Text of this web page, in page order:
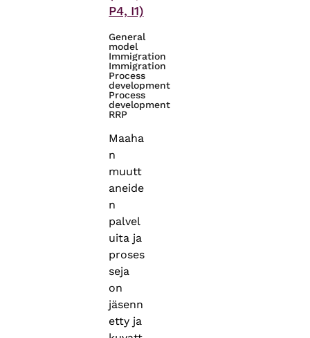
P4, I1)
General
model
Immigration
Immigration
Process
development
Process
development
RRP
Maaha
n
muutt
aneide
n
palvel
uita ja
proses
seja
on
jäsenn
etty ja